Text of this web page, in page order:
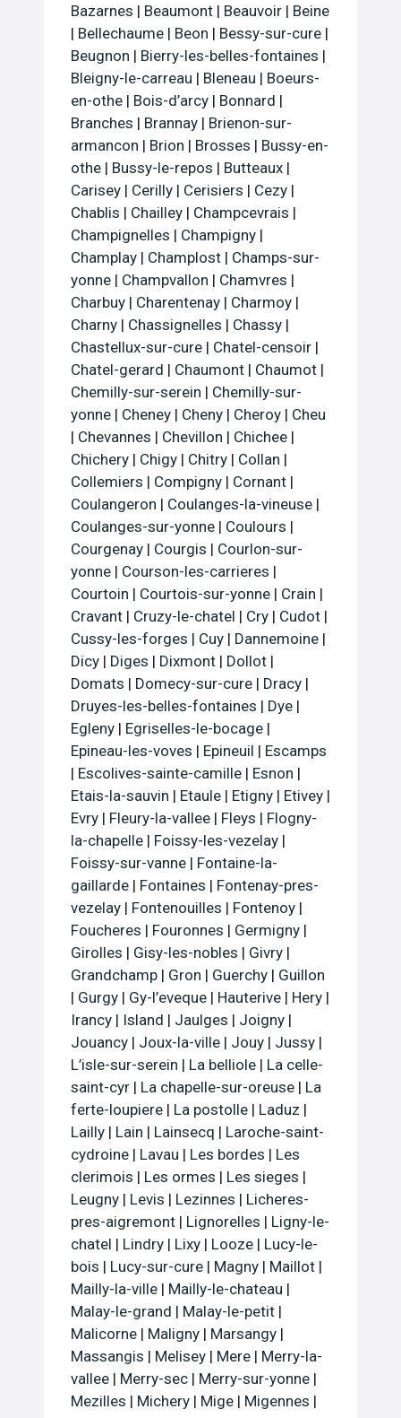
Bazarnes | Beaumont | Beauvoir | Beine
| Bellechaume | Beon | Bessy-sur-cure |
Beugnon | Bierry-les-belles-fontaines |
Bleigny-le-carreau | Bleneau | Boeurs-
en-othe | Bois-d’arcy | Bonnard |
Branches | Brannay | Brienon-sur-
armancon | Brion | Brosses | Bussy-en-
othe | Bussy-le-repos | Butteaux |
Carisey | Cerilly | Cerisiers | Cezy |
Chablis | Chailley | Champcevrais |
Champignelles | Champigny |
Champlay | Champlost | Champs-sur-
yonne | Champvallon | Chamvres |
Charbuy | Charentenay | Charmoy |
Charny | Chassignelles | Chassy |
Chastellux-sur-cure | Chatel-censoir |
Chatel-gerard | Chaumont | Chaumot |
Chemilly-sur-serein | Chemilly-sur-
yonne | Cheney | Cheny | Cheroy | Cheu
| Chevannes | Chevillon | Chichee |
Chichery | Chigy | Chitry | Collan |
Collemiers | Compigny | Cornant |
Coulangeron | Coulanges-la-vineuse |
Coulanges-sur-yonne | Coulours |
Courgenay | Courgis | Courlon-sur-
yonne | Courson-les-carrieres |
Courtoin | Courtois-sur-yonne | Crain |
Cravant | Cruzy-le-chatel | Cry | Cudot |
Cussy-les-forges | Cuy | Dannemoine |
Dicy | Diges | Dixmont | Dollot |
Domats | Domecy-sur-cure | Dracy |
Druyes-les-belles-fontaines | Dye |
Egleny | Egriselles-le-bocage |
Epineau-les-voves | Epineuil | Escamps
| Escolives-sainte-camille | Esnon |
Etais-la-sauvin | Etaule | Etigny | Etivey |
Evry | Fleury-la-vallee | Fleys | Flogny-
la-chapelle | Foissy-les-vezelay |
Foissy-sur-vanne | Fontaine-la-
gaillarde | Fontaines | Fontenay-pres-
vezelay | Fontenouilles | Fontenoy |
Foucheres | Fouronnes | Germigny |
Girolles | Gisy-les-nobles | Givry |
Grandchamp | Gron | Guerchy | Guillon
| Gurgy | Gy-l’eveque | Hauterive | Hery |
Irancy | Island | Jaulges | Joigny |
Jouancy | Joux-la-ville | Jouy | Jussy |
L’isle-sur-serein | La belliole | La celle-
saint-cyr | La chapelle-sur-oreuse | La
ferte-loupiere | La postolle | Laduz |
Lailly | Lain | Lainsecq | Laroche-saint-
cydroine | Lavau | Les bordes | Les
clerimois | Les ormes | Les sieges |
Leugny | Levis | Lezinnes | Licheres-
pres-aigremont | Lignorelles | Ligny-le-
chatel | Lindry | Lixy | Looze | Lucy-le-
bois | Lucy-sur-cure | Magny | Maillot |
Mailly-la-ville | Mailly-le-chateau |
Malay-le-grand | Malay-le-petit |
Malicorne | Maligny | Marsangy |
Massangis | Melisey | Mere | Merry-la-
vallee | Merry-sec | Merry-sur-yonne |
Mezilles | Michery | Mige | Migennes |